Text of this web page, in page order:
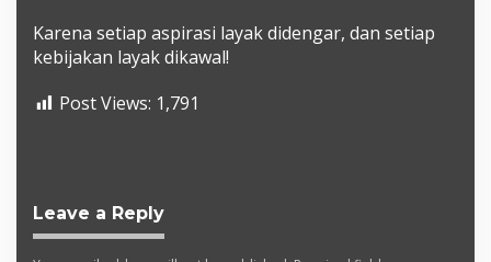
Karena setiap aspirasi layak didengar, dan setiap
kebijakan layak dikawal!
Post Views: 1,791
Leave a Reply